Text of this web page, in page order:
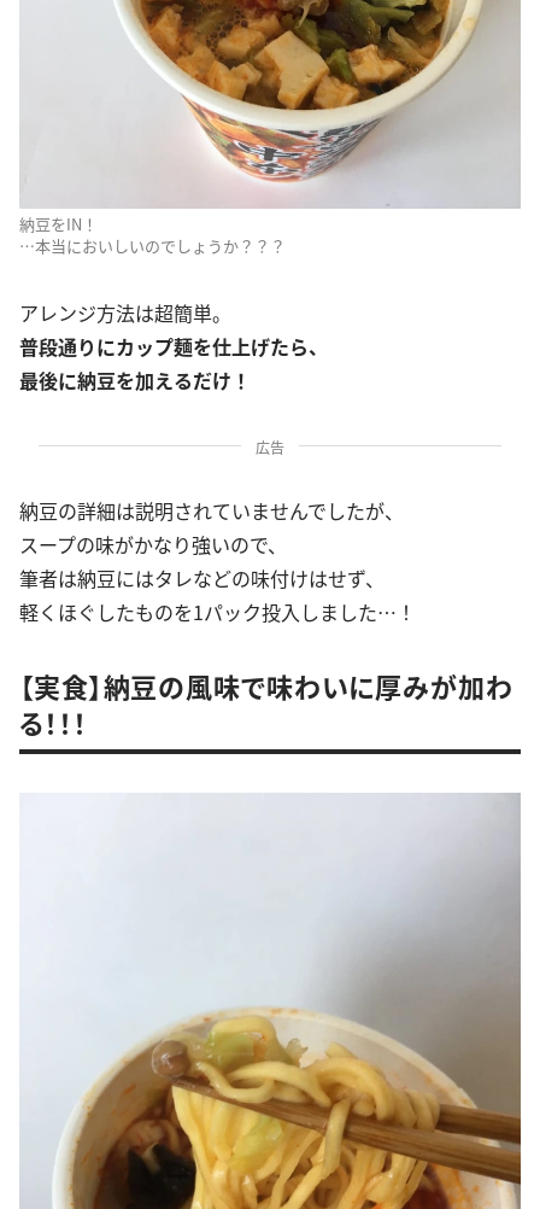
納豆をIN！
…本当においしいのでしょうか？？？
アレンジ方法は超簡単。
普段通りにカップ麺を仕上げたら、
最後に納豆を加えるだけ！
広告
納豆の詳細は説明されていませんでしたが、
スープの味がかなり強いので、
筆者は納豆にはタレなどの味付けはせず、
軽くほぐしたものを1パック投入しました…！
【実食】納豆の風味で味わいに厚みが加わ
る！！！